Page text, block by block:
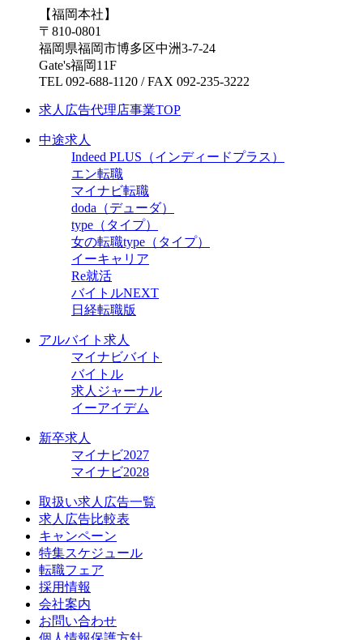
【福岡本社】
〒810-0801
福岡県福岡市博多区中洲3-7-24
Gate's福岡11F
TEL 092-688-1120 / FAX 092-235-3222
求人広告代理店事業TOP
中途求人
Indeed PLUS（インディードプラス）
エン転職
マイナビ転職
doda（デューダ）
type（タイプ）
女の転職type（タイプ）
イーキャリア
Re就活
バイトルNEXT
日経転職版
アルバイト求人
マイナビバイト
バイトル
求人ジャーナル
イーアイデム
新卒求人
マイナビ2027
マイナビ2028
取扱い求人広告一覧
求人広告比較表
キャンペーン
特集スケジュール
転職フェア
採用情報
会社案内
お問い合わせ